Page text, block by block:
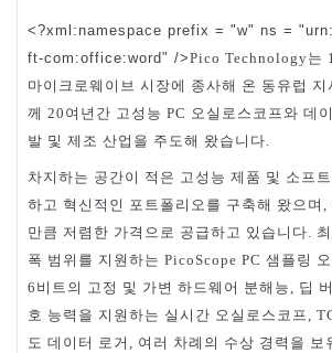
<?xml:namespace prefix = "w" ns =
ft-com:office:word" />Pico Technology는
마이크로웨이브 시장에 종사해 온 동유럽 지
께 20 여년간 고성능 PC 오실로스코프와 데
발 및 제조 산업을 주도해 왔습니다.
차지하는 공간이 적은 고성능 제품 및 소프
하고 혁신적인 포트폴리오를 구축해 왔으며 ,
만큼 저렴한 가격으로 공급하고 있습니다.
폭 범위를 지원하는 PicoScope PC 샘플링
6 비트의 고정 및 가변 하드웨어 분해능, 딥
호 능력을 지원하는 실시간 오실로스코프,
도 데이터 로거 , 여러 차례의 수상 경력을 보